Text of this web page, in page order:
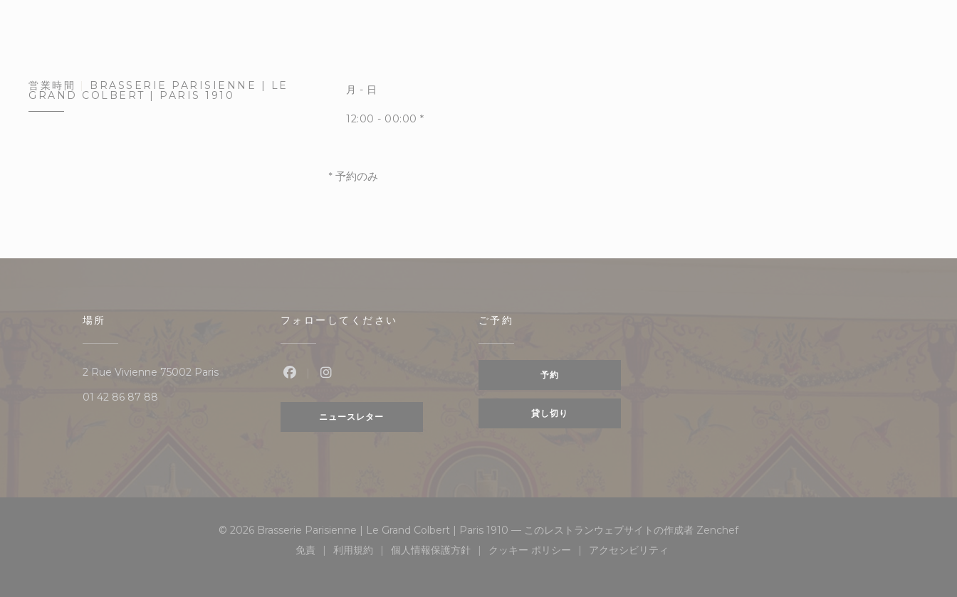
営業時間 BRASSERIE PARISIENNE | LE
GRAND COLBERT | PARIS 1910 月 - 日
12:00 - 00:00 *
* 予約のみ
場所
2 Rue Vivienne 75002 Paris((新しいウィンドウで開きます))
01 42 86 87 88
フォローしてください
Instagram ((新しいウィンドウで開きます))
ニュースレター
ご予約
予約
貸し切り
© 2026 Brasserie Parisienne | Le Grand Colbert | Paris 1910 — このレストランウェブサイトの作成者 Zenchef((新しいウィンドウで開きます))
免責
((新しいウィンドウで開きます))
利用規約
((新しいウィンドウで開きます))
個人情報保護方針
((新しいウィンドウで開きます))
クッキー ポリシー
((新しいウィンドウで開きます))
アクセシビリティ
((新しいウィンドウで開きます))